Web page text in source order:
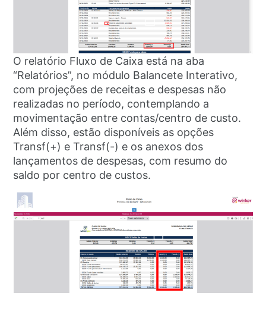
O relatório Fluxo de Caixa está na aba
“Relatórios”, no módulo Balancete Interativo,
com projeções de receitas e despesas não
realizadas no período, contemplando a
movimentação entre contas/centro de custo.
Além disso, estão disponíveis as opções
Transf(+) e Transf(-) e os anexos dos
lançamentos de despesas, com resumo do
saldo por centro de custos.